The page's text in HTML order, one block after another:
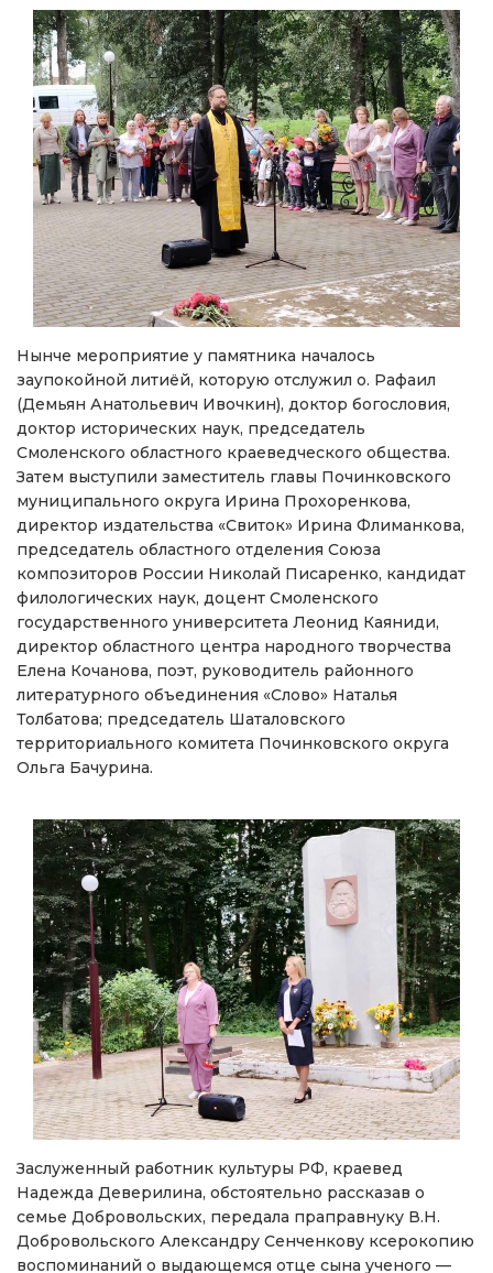
Нынче мероприятие у памятника началось
заупокойной литиёй, которую отслужил о. Рафаил
(Демьян Анатольевич Ивочкин), доктор богословия,
доктор исторических наук, председатель
Смоленского областного краеведческого общества.
Затем выступили заместитель главы Починковского
муниципального округа Ирина Прохоренкова,
директор издательства «Свиток» Ирина Флиманкова,
председатель областного отделения Союза
композиторов России Николай Писаренко, кандидат
филологических наук, доцент Смоленского
государственного университета Леонид Каяниди,
директор областного центра народного творчества
Елена Кочанова, поэт, руководитель районного
литературного объединения «Слово» Наталья
Толбатова; председатель Шаталовского
территориального комитета Починковского округа
Ольга Бачурина.
Заслуженный работник культуры РФ, краевед
Надежда Деверилина, обстоятельно рассказав о
семье Добровольских, передала праправнуку В.Н.
Добровольского Александру Сенченкову ксерокопию
воспоминаний о выдающемся отце сына ученого —